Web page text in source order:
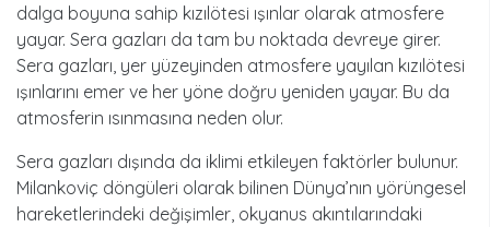
dalga boyuna sahip kızılötesi ışınlar olarak atmosfere
yayar. Sera gazları da tam bu noktada devreye girer.
Sera gazları, yer yüzeyinden atmosfere yayılan kızılötesi
ışınlarını emer ve her yöne doğru yeniden yayar. Bu da
atmosferin ısınmasına neden olur.
Sera gazları dışında da iklimi etkileyen faktörler bulunur.
Milankoviç döngüleri olarak bilinen Dünya’nın yörüngesel
hareketlerindeki değişimler, okyanus akıntılarındaki